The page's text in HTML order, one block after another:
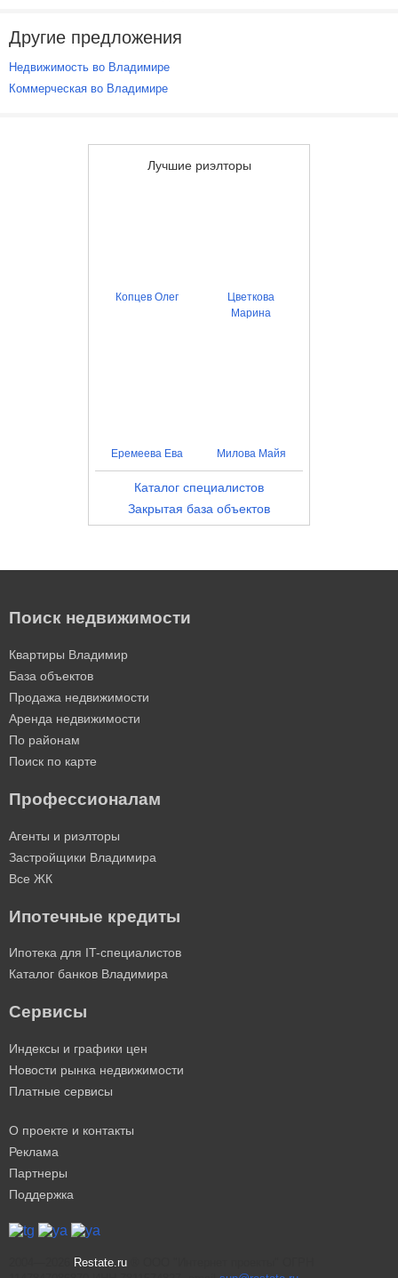
Другие предложения
Недвижимость во Владимире
Коммерческая во Владимире
Лучшие риэлторы
Копцев Олег
Цветкова
Марина
Еремеева Ева Милова Майя
Каталог специалистов
Закрытая база объектов
Поиск недвижимости
Квартиры Владимир
База объектов
Продажа недвижимости
Аренда недвижимости
По районам
Поиск по карте
Профессионалам
Агенты и риэлторы
Застройщики Владимира
Все ЖК
Ипотечные кредиты
Ипотека для IT-специалистов
Каталог банков Владимира
Сервисы
Индексы и графики цен
Новости рынка недвижимости
Платные сервисы
О проекте и контакты
Реклама
Партнеры
Поддержка
Restate.ru